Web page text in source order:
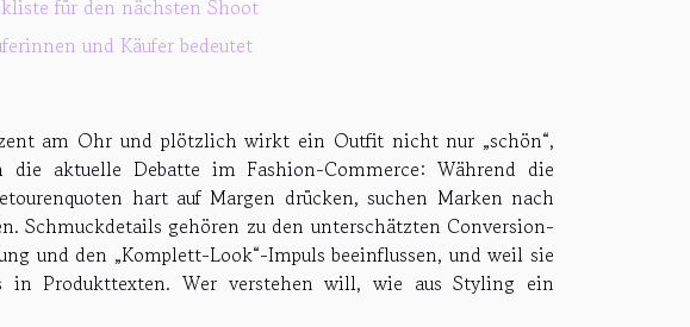
für den nächsten Shoot
und Käufer bedeutet
am Ohr und plötzlich wirkt ein Outfit nicht nur „schön“,
aktuelle Debatte im Fashion-Commerce: Während die
hart auf Margen drücken, suchen Marken nach
Schmuckdetails gehören zu den unterschätzten Conversion-
und den „Komplett-Look“-Impuls beeinflussen, und weil sie
Produkttexten. Wer verstehen will, wie aus Styling ein